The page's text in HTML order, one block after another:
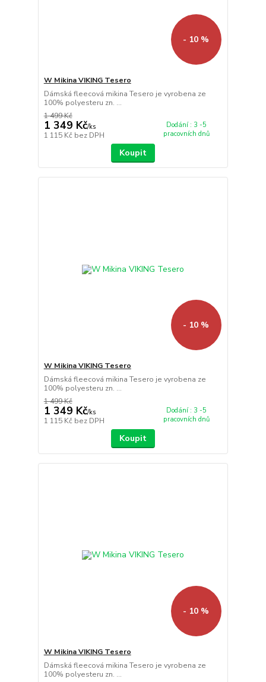
- 10 %
W Mikina VIKING Tesero
Dámská fleecová mikina Tesero je vyrobena ze
100% polyesteru zn. ...
1 499 Kč
1 349 Kč/ks
1 115 Kč bez DPH
Dodání : 3 -5
pracovních dnů
Koupit
- 10 %
W Mikina VIKING Tesero
Dámská fleecová mikina Tesero je vyrobena ze
100% polyesteru zn. ...
1 499 Kč
1 349 Kč/ks
1 115 Kč bez DPH
Dodání : 3 -5
pracovních dnů
Koupit
- 10 %
W Mikina VIKING Tesero
Dámská fleecová mikina Tesero je vyrobena ze
100% polyesteru zn. ...